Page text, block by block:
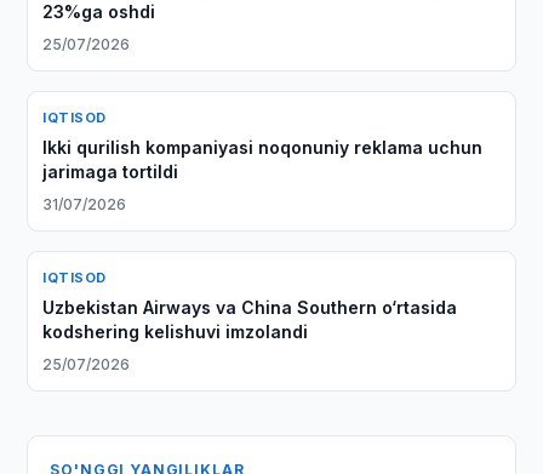
23%ga oshdi
25/07/2026
IQTISOD
Ikki qurilish kompaniyasi noqonuniy reklama uchun
jarimaga tortildi
31/07/2026
IQTISOD
Uzbekistan Airways va China Southern o‘rtasida
kodshering kelishuvi imzolandi
25/07/2026
SO'NGGI YANGILIKLAR